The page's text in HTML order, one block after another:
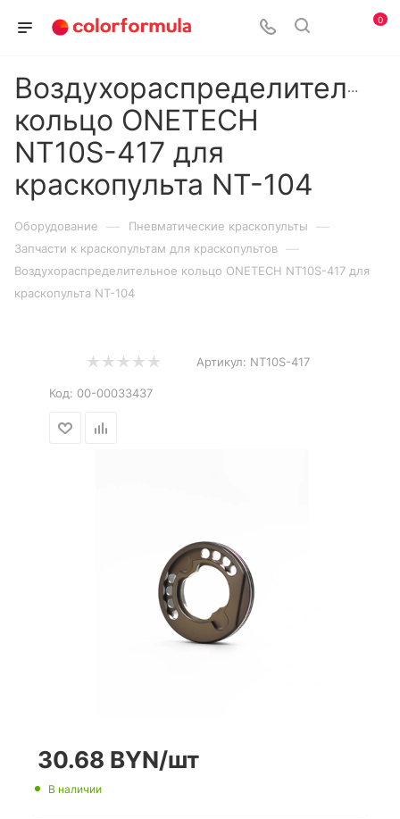
0
кольцо ONETECH
NT10S-417 для
краскопульта NT-104
Оборудование — Пневматические краскопульты —
Запчасти к краскопультам для краскопультов —
Воздухораспределительное кольцо ONETECH NT10S-417 для
краскопульта NT-104
Артикул: NT10S-417
Код: 00-00033437
30.68 BYN/шт
В наличии